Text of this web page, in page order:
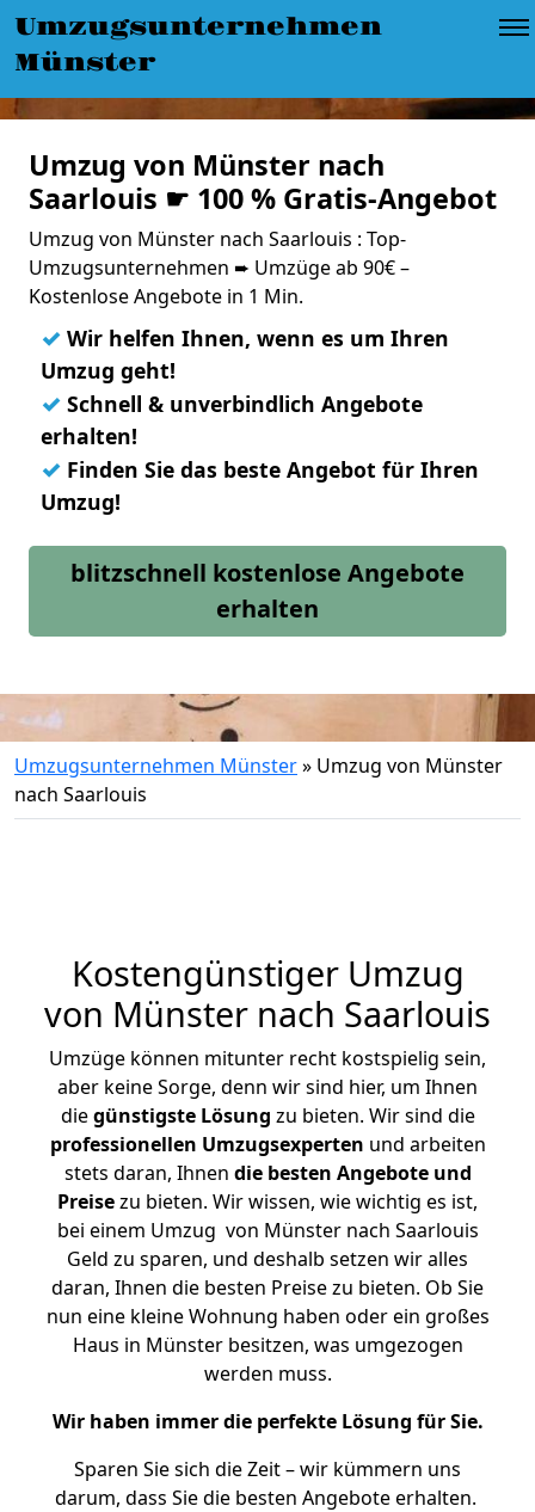
Umzugsunternehmen
Münster
Umzug von Münster nach
Saarlouis ☛ 100 % Gratis-Angebot
Umzug von Münster nach Saarlouis : Top-
Umzugsunternehmen ➨ Umzüge ab 90€ –
Kostenlose Angebote in 1 Min.
✓ Wir helfen Ihnen, wenn es um Ihren
Umzug geht!
✓ Schnell & unverbindlich Angebote
erhalten!
✓ Finden Sie das beste Angebot für Ihren
Umzug!
blitzschnell kostenlose Angebote
erhalten
Umzugsunternehmen Münster» Umzug von Münster
nach Saarlouis
Kostengünstiger Umzug
von Münster nach Saarlouis
Umzüge können mitunter recht kostspielig sein,
aber keine Sorge, denn wir sind hier, um Ihnen
diegünstigste Lösung zu bieten. Wir sind die
professionellen Umzugsexperten und arbeiten
stets daran, Ihnen die besten Angebote und
Preisezu bieten. Wir wissen, wie wichtig es ist,
bei einem Umzug von Münster nach Saarlouis
Geld zu sparen, und deshalb setzen wir alles
daran, Ihnen die besten Preise zu bieten. Ob Sie
nun eine kleine Wohnung haben oder ein großes
Haus in Münster besitzen, was umgezogen
werden muss.
Wir haben immer die perfekte Lösung für Sie.
Sparen Sie sich die Zeit – wir kümmern uns
darum, dass Sie die besten Angebote erhalten.